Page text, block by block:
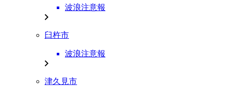
波浪注意報
臼杵市
波浪注意報
津久見市